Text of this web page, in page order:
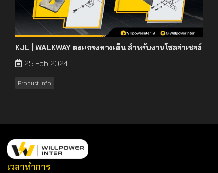
KJL | WALKWAY ตะแกรงทางเดิน สำหรับงานโซลล่าเซลล์
25 Feb 2024
Product info
เวลาทำการ